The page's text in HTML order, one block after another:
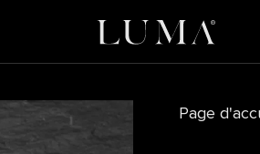
Page